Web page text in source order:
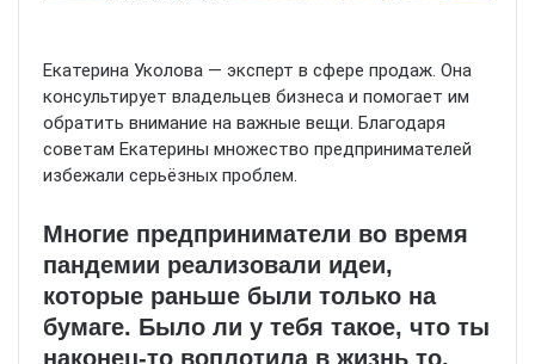
Екатерина Уколова — эксперт в сфере продаж. Она
консультирует владельцев бизнеса и помогает им
обратить внимание на важные вещи. Благодаря
советам Екатерины множество предпринимателей
избежали серьёзных проблем.
Многие предприниматели во время
пандемии реализовали идеи,
которые раньше были только на
бумаге. Было ли у тебя такое, что ты
наконец-то воплотила в жизнь то,